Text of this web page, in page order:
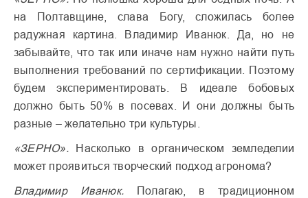
на Полтавщине, слава Богу, сложилась более
радужная картина. Владимир Иванюк. Да, но не
забывайте, что так или иначе нам нужно найти путь
выполнения требований по сертификации. Поэтому
будем экспериментировать. В идеале бобовых
должно быть 50% в посевах. И они должны быть
разные – желательно три культуры.
«ЗЕРНО».Насколько в органическом земледелии
может проявиться творческий подход агронома?
Владимир Иванюк. Полагаю, в традиционном